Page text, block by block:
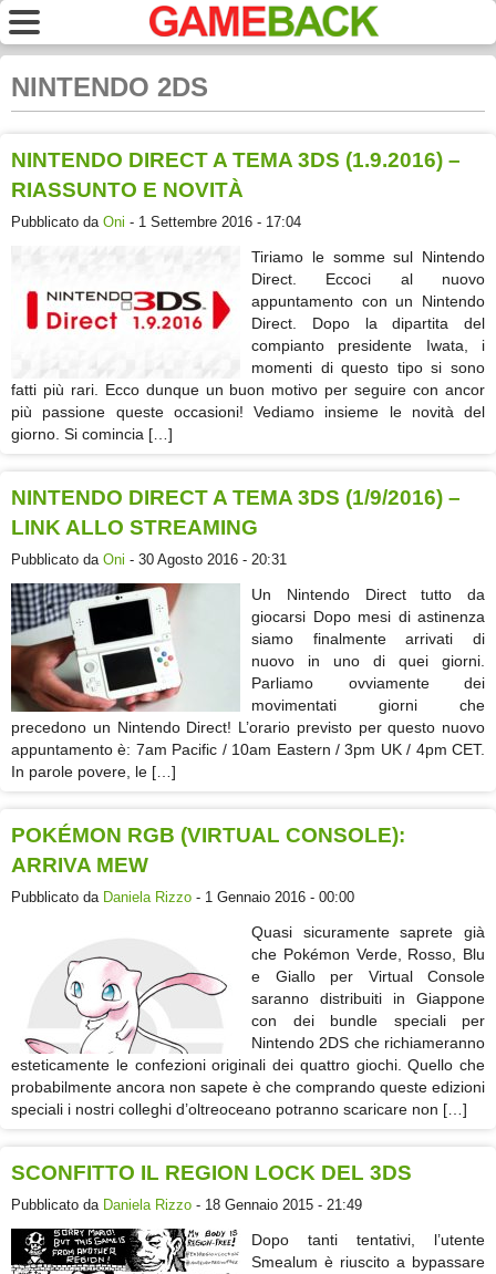
NINTENDO 2DS
NINTENDO DIRECT A TEMA 3DS (1.9.2016) –
RIASSUNTO E NOVITÀ
Pubblicato da Oni - 1 Settembre 2016 - 17:04
Tiriamo le somme sul Nintendo
Direct. Eccoci al nuovo
appuntamento con un Nintendo
Direct. Dopo la dipartita del
compianto presidente Iwata, i
momenti di questo tipo si sono
fatti più rari. Ecco dunque un buon motivo per seguire con ancor
più passione queste occasioni! Vediamo insieme le novità del
giorno. Si comincia […]
NINTENDO DIRECT A TEMA 3DS (1/9/2016) –
LINK ALLO STREAMING
Pubblicato da Oni - 30 Agosto 2016 - 20:31
Un Nintendo Direct tutto da
giocarsi Dopo mesi di astinenza
siamo finalmente arrivati di
nuovo in uno di quei giorni.
Parliamo ovviamente dei
movimentati giorni che
precedono un Nintendo Direct! L’orario previsto per questo nuovo
appuntamento è: 7am Pacific / 10am Eastern / 3pm UK / 4pm CET.
In parole povere, le […]
POKÉMON RGB (VIRTUAL CONSOLE):
ARRIVA MEW
Pubblicato da Daniela Rizzo - 1 Gennaio 2016 - 00:00
Quasi sicuramente saprete già
che Pokémon Verde, Rosso, Blu
e Giallo per Virtual Console
saranno distribuiti in Giappone
con dei bundle speciali per
Nintendo 2DS che richiameranno
esteticamente le confezioni originali dei quattro giochi. Quello che
probabilmente ancora non sapete è che comprando queste edizioni
speciali i nostri colleghi d’oltreoceano potranno scaricare non […]
SCONFITTO IL REGION LOCK DEL 3DS
Pubblicato da Daniela Rizzo - 18 Gennaio 2015 - 21:49
Dopo tanti tentativi, l’utente
Smealum è riuscito a bypassare